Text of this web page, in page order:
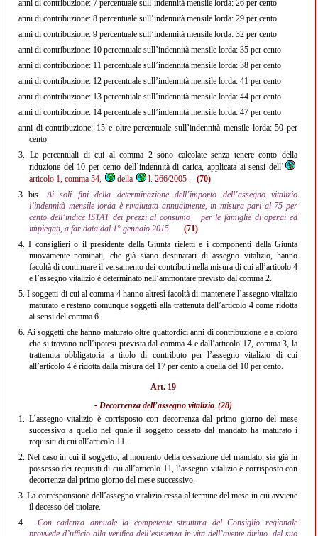
anni di contribuzione: 7 percentuale sull’indennità mensile lorda: 26 per cento
anni di contribuzione: 8 percentuale sull’indennità mensile lorda: 29 per cento
anni di contribuzione: 9 percentuale sull’indennità mensile lorda: 32 per cento
anni di contribuzione: 10 percentuale sull’indennità mensile lorda: 35 per cento
anni di contribuzione: 11 percentuale sull’indennità mensile lorda: 38 per cento
anni di contribuzione: 12 percentuale sull’indennità mensile lorda: 41 per cento
anni di contribuzione: 13 percentuale sull’indennità mensile lorda: 44 per cento
anni di contribuzione: 14 percentuale sull’indennità mensile lorda: 47 per cento
anni di contribuzione: 15 e oltre percentuale sull’indennità mensile lorda: 50 per
cento
3. Le percentuali di cui al comma 2 sono calcolate senza tenere conto della
riduzione del 10 per cento dell’indennità di carica, applicata ai sensi dell’
articolo 1, comma 54,
della l. 266/2005 .
(70)
3 bis.
Ai soli fini della determinazione dell’importo dell’assegno vitalizio
l’indennità mensile lorda è rivalutata annualmente, in misura pari al 75 per
cento dell’indice ISTAT dei prezzi al consumo
per le famiglie di operai ed
impiegati, a far data dal 1° gennaio 2015.
(71)
4. I consiglieri o il presidente della Giunta rieletti e i componenti della Giunta
nuovamente nominati, che già siano destinatari di assegno vitalizio, hanno
facoltà di continuare il versamento dei contributi nella misura di cui all’articolo 4
e l’assegno vitalizio è determinato nell’ammontare previsto dal comma 2.
5. I soggetti di cui al comma 4 hanno altresì facoltà di mantenere l’assegno vitalizio
maturato e restano comunque soggetti alla trattenuta dell’articolo 4 come ridotta
ai sensi del comma 6.
6. Ai soggetti che hanno maturato oltre quattordici anni di contribuzione e a coloro
che si trovano nell’ipotesi prevista dal comma 4 e dall’articolo 17, comma 3, la
trattenuta obbligatoria a titolo di contributo per l’assegno vitalizio di cui
all’articolo 4 è ridotta dalla misura del 17 per cento a quella del 10 per cento.
Art. 19
- Decorrenza dell’assegno vitalizio (28)
1. L’assegno vitalizio è corrisposto con decorrenza dal primo giorno del mese
successivo a quello nel quale il soggetto cessato dal mandato ha maturato i
requisiti di cui all’articolo 11.
2. Nel caso in cui il soggetto, al momento della cessazione del mandato, sia già in
possesso dei requisiti di cui all’articolo 11, l’assegno vitalizio è corrisposto con
decorrenza dal primo giorno del mese successivo.
3. La corresponsione dell’assegno vitalizio cessa al termine del mese in cui avviene
il decesso del titolare.
4.
Con cadenza annuale la competente struttura del Consiglio regionale
provvede d’ufficio alla verifica dell’esistenza in vita dell’avente diritto, del suo